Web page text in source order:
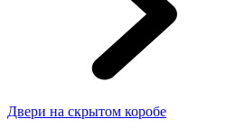
Двери на скрытом коробе